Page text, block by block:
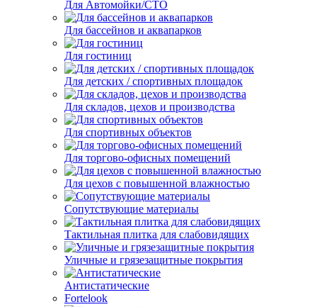
Для Автомойки/СТО
Для бассейнов и аквапарков
Для гостиниц
Для детских / спортивных площадок
Для складов, цехов и производства
Для спортивных объектов
Для торгово-офисных помещений
Для цехов с повышенной влажностью
Сопутствующие материалы
Тактильная плитка для слабовидящих
Уличные и грязезащитные покрытия
Антистатические
Fortelook